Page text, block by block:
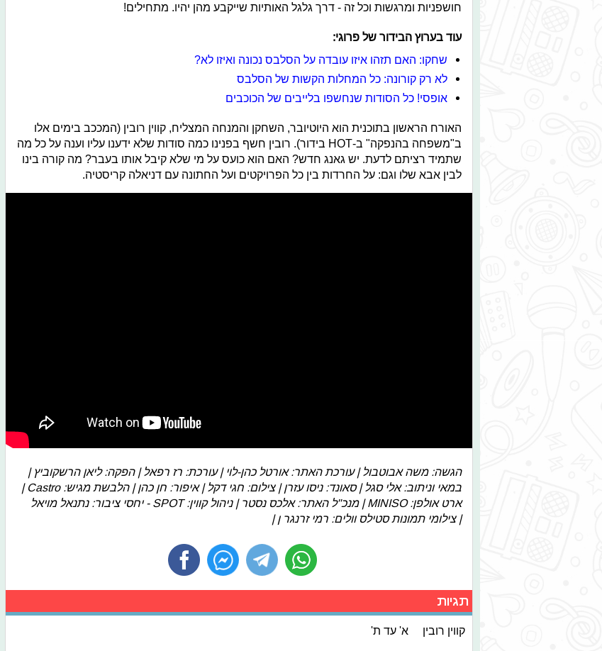
חושפניות ומרגשות וכל זה - דרך גלגל האותיות שייקבע מהן יהיו. מתחילים!
עוד בערוץ הבידור של פרוגי:
שחקו: האם תזהו איזו עובדה על הסלבס נכונה ואיזו לא?
לא רק קורונה: כל המחלות הקשות של הסלבס
אופסי! כל הסודות שנחשפו בלייבים של הכוכבים
האורח הראשון בתוכנית הוא היוטיובר, השחקן והמנחה המצליח, קווין רובין (המככב בימים אלו
ב"משפחה בהנפקה" ב-HOT בידור). רובין חשף בפנינו כמה סודות שלא ידענו עליו וענה על כל מה
שתמיד רציתם לדעת. יש גאנג חדש? האם הוא כועס על מי שלא קיבל אותו בעבר? מה קורה בינו
לבין אבא שלו וגם: על החרדות בין כל הפרויקטים ועל החתונה עם דניאלה קריסטיה.
הגשה: משה אבוטבול | עורכת האתר: אורטל כהן-לוי | עורכת: רז רפאל | הפקה: ליאן הרשקוביץ |
במאי וניתוב: אלי סגל | סאונד: ניסו עזרן | צילום: חגי דקל | איפור: חן כהן | הלבשת מגיש: Castro |
ארט אולפן: MINISO | מנכ"ל האתר: אלכס נסטר | ניהול קווין: SPOT - יחסי ציבור: נתנאל מויאל
| צילומי תמונות סטילס וולים: רמי זרנגר ן |
תגיות
קווין רובין א' עד ת'